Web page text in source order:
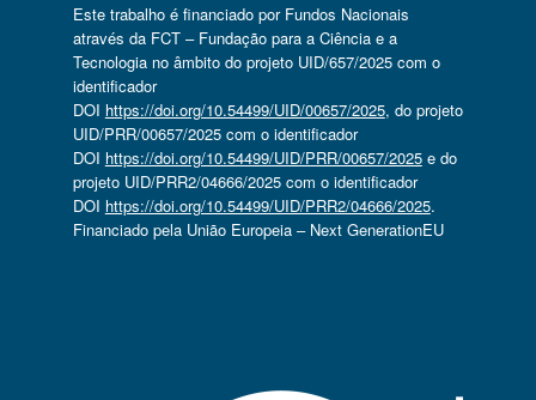
Este trabalho é financiado por Fundos Nacionais
através da FCT – Fundação para a Ciência e a
Tecnologia no âmbito do projeto UID/657/2025 com o
identificador
DOI https://doi.org/10.54499/UID/00657/2025, do projeto
UID/PRR/00657/2025 com o identificador
DOI https://doi.org/10.54499/UID/PRR/00657/2025e do
projeto UID/PRR2/04666/2025 com o identificador
DOI https://doi.org/10.54499/UID/PRR2/04666/2025.
Financiado pela União Europeia – Next GenerationEU